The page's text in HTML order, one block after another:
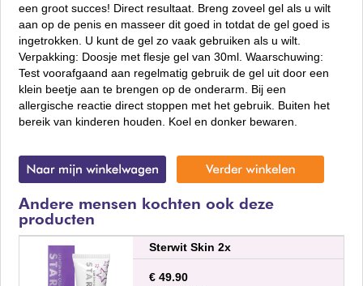
een groot succes! Direct resultaat. Breng zoveel gel als u wilt
aan op de penis en masseer dit goed in totdat de gel goed is
ingetrokken. U kunt de gel zo vaak gebruiken als u wilt.
Verpakking: Doosje met flesje gel van 30ml. Waarschuwing:
Test voorafgaand aan regelmatig gebruik de gel uit door een
klein beetje aan te brengen op de onderarm. Bij een
allergische reactie direct stoppen met het gebruik. Buiten het
bereik van kinderen houden. Koel en donker bewaren.
Andere mensen kochten ook deze
producten
Sterwit Skin 2x
€ 49.90